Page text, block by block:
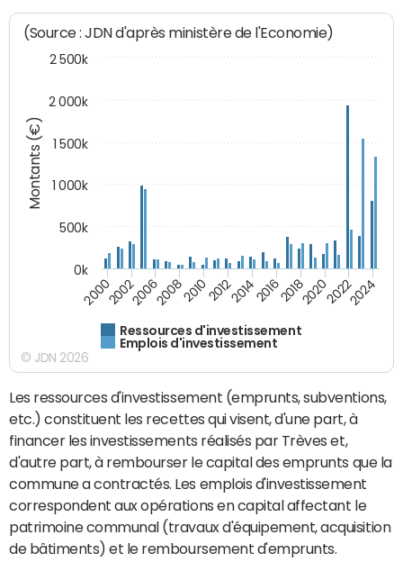
Montants (€)
(Source : JDN d'après ministère de l'Economie)
Ressources d'investissement
Emplois d'investissement
200020022006200820102012201420162018202020222024
0k
500k
1 000k
1 500k
2 000k
2 500k
© JDN 2026
Les ressources d'investissement (emprunts, subventions,
etc.) constituent les recettes qui visent, d'une part, à
financer les investissements réalisés par Trèves et,
d'autre part, à rembourser le capital des emprunts que la
commune a contractés. Les emplois d'investissement
correspondent aux opérations en capital affectant le
patrimoine communal (travaux d'équipement, acquisition
de bâtiments) et le remboursement d'emprunts.